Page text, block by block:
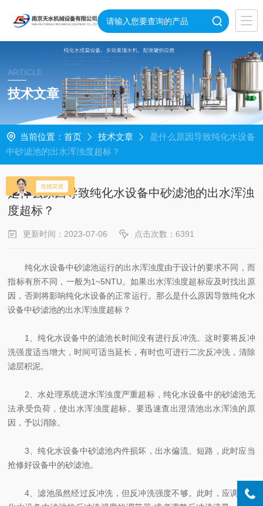
ARTICLE
技术文章
当前位置： 首页 技术文章
是什么原因导致纯化水设备
中砂滤池的出水浑浊度超标？
是什么原因导致纯化水设备中砂滤池的出水浑浊
度超标？
更新时间：2023-07-06 点击次数：6391
纯化水设备中砂滤池运行的出水浑浊度由于设计的要求不同，而
指标有所不同，一般为1~5NTU。如果出水浑浊度超标应及时找出原
因，否则将影响纯化水设备的正常运行。那么是什么原因导致纯化水
设备中砂滤池的出水浑浊度超标？
1、纯化水设备中的滤池长时间没有进行反冲洗。这时要将反冲
洗强度适当增大，时间可适当延长，有时也可进行二次反冲洗，清除
滤层积泥。
2、水处理系统进水浑浊度严重超标，纯化水设备中的砂滤池无
法承受负荷，使出水浑浊度超标。要迅速查出澄清池出水浑浊的原
因，予以消除。
3、纯化水设备中砂滤池内件损坏，出水偏流、短路，此时应当
抢修好设备中的砂滤池。
4、滤池虽然经过反冲洗，但反冲洗强度不够。此时，应调整纯